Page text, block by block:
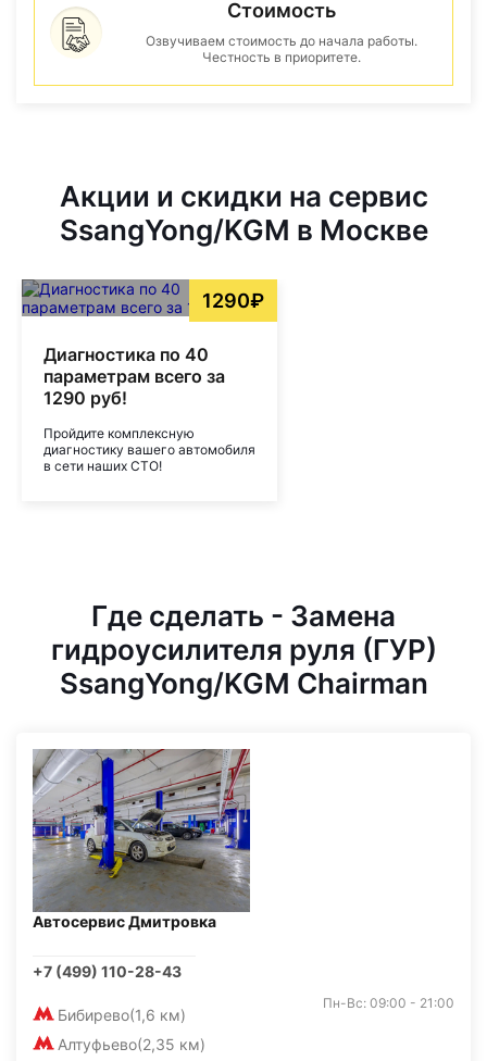
Стоимость
Озвучиваем стоимость до начала работы.
Честность в приоритете.
Акции и скидки на сервис
SsangYong/KGM в Москве
1290₽
Диагностика по 40
параметрам всего за
1290 руб!
Пройдите комплексную
диагностику вашего автомобиля
в сети наших СТО!
Где сделать - Замена
гидроусилителя руля (ГУР)
SsangYong/KGM Chairman
Автосервис Дмитровка
+7 (499) 110-28-43
Бибирево(1,6 км)
Алтуфьево(2,35 км)
Пн-Вс: 09:00 - 21:00